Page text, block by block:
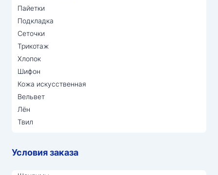
Пайетки
Подкладка
Сеточки
Трикотаж
Хлопок
Шифон
Кожа искусственная
Вельвет
Лён
Твил
Условия заказа